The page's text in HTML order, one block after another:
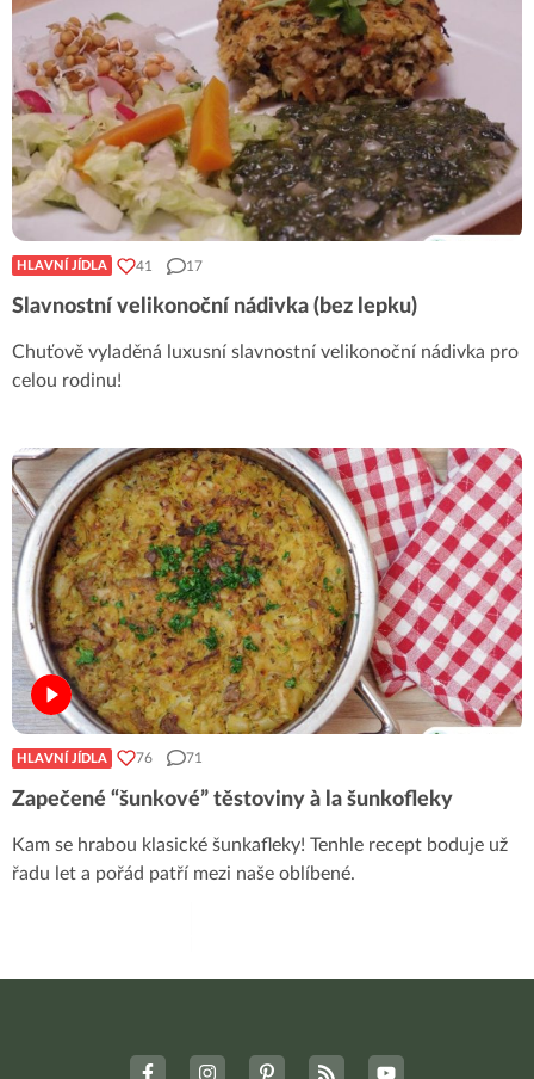
HLAVNÍ JÍDLA 41 17
Slavnostní velikonoční nádivka (bez lepku)
Chuťově vyladěná luxusní slavnostní velikonoční nádivka pro
celou rodinu!
HLAVNÍ JÍDLA 76 71
Zapečené “šunkové” těstoviny à la šunkofleky
Kam se hrabou klasické šunkafleky! Tenhle recept boduje už
řadu let a pořád patří mezi naše oblíbené.